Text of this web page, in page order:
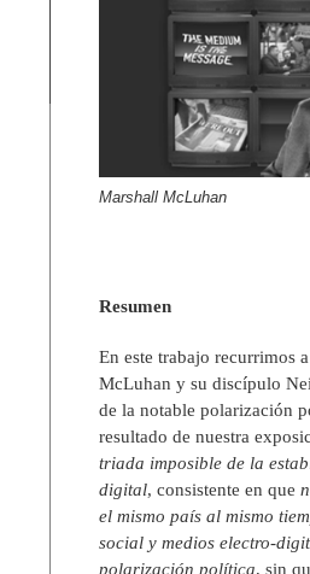
Marshall McLuhan
Resumen
En este trabajo recurrimos
McLuhan y su discípulo
de la notable polarización
resultado de nuestra
triada imposible de la
digital, consistente en que
el mismo país al mismo
social y medios electro-
polarización política, sin